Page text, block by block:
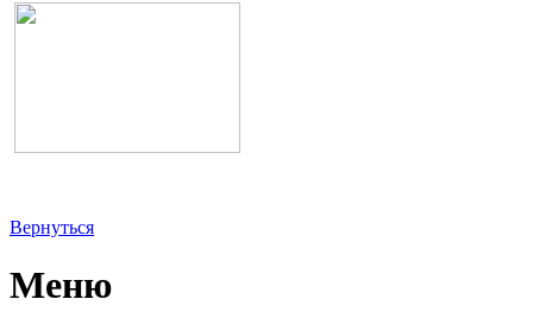
Вернуться
Меню